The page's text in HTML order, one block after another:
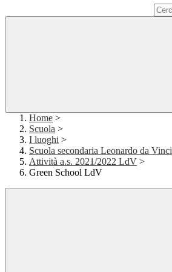
Home >
Scuola >
I luoghi >
Scuola secondaria Leonardo da Vinci
Attività a.s. 2021/2022 LdV >
Green School LdV